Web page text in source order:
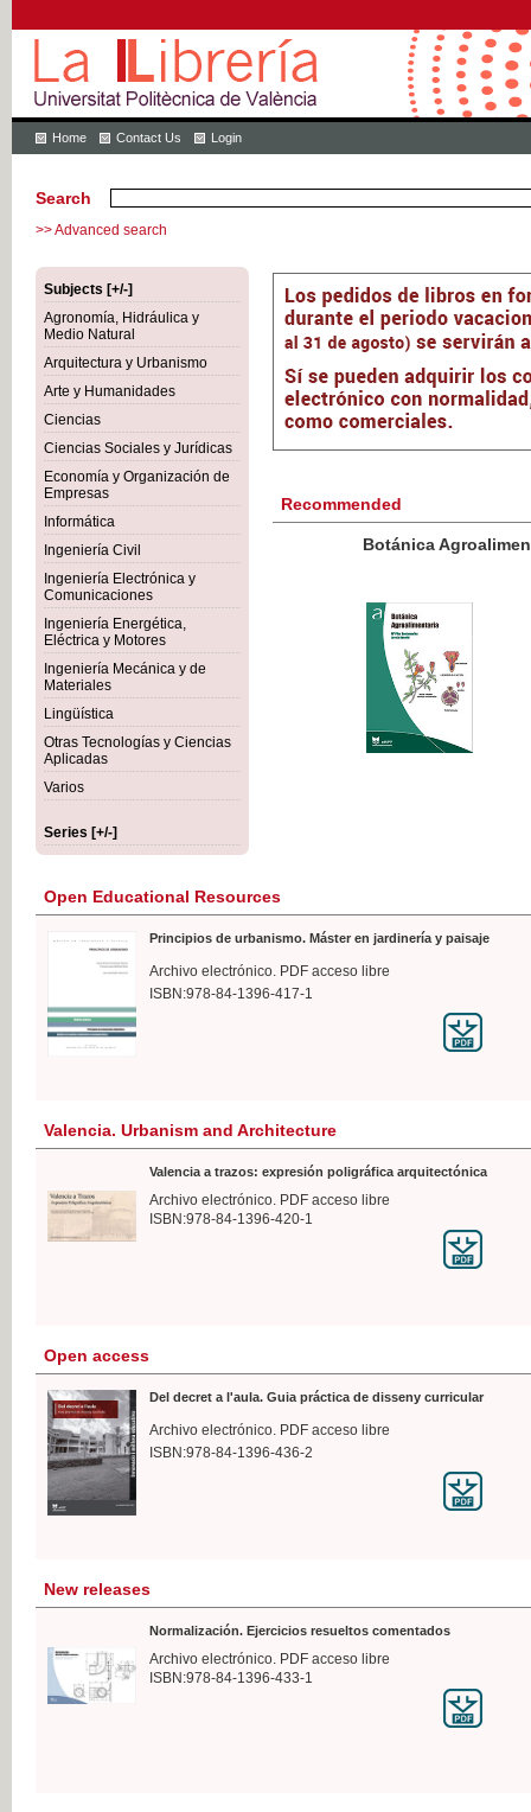
Home Contact Us Login
Search
>> Advanced search
Subjects [+/-]
Agronomía, Hidráulica y
Medio Natural
Arquitectura y Urbanismo
Arte y Humanidades
Ciencias
Ciencias Sociales y Jurídicas
Economía y Organización de
Empresas
Informática
Ingeniería Civil
Ingeniería Electrónica y
Comunicaciones
Ingeniería Energética,
Eléctrica y Motores
Ingeniería Mecánica y de
Materiales
Lingüística
Otras Tecnologías y Ciencias
Aplicadas
Varios
Series [+/-]
Recommended
Botánica Agroalimentaria
Open Educational Resources
Principios de urbanismo. Máster en jardinería y paisaje
Archivo electrónico. PDF acceso libre
ISBN:978-84-1396-417-1
Valencia. Urbanism and Architecture
Valencia a trazos: expresión poligráfica arquitectónica
Archivo electrónico. PDF acceso libre
ISBN:978-84-1396-420-1
Open access
Del decret a l'aula. Guia práctica de disseny curricular
Archivo electrónico. PDF acceso libre
ISBN:978-84-1396-436-2
New releases
Normalización. Ejercicios resueltos comentados
Archivo electrónico. PDF acceso libre
ISBN:978-84-1396-433-1